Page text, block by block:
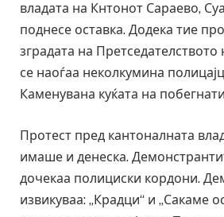
владата на Кнтонот Сараево,
поднесе оставка. Додека тие
зградата на
се наоѓаа неколкумина
Каменувана куќата на
Протест пред кантоналната
имаше и денеска.
дочекаа полициски кордони.
извикуваа: „Крадци“ и „Сакаме